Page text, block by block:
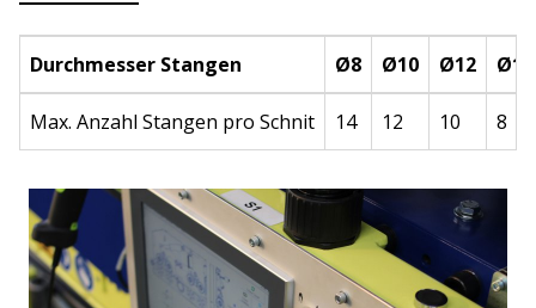
Durchmesser Stangen Ø8 Ø10 Ø12 Ø14
Max. Anzahl Stangen pro Schnit 14 12 10 8